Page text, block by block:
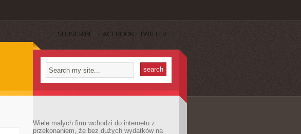
SUBSCRIBE FACEBOOK TWITTER
Wiele małych firm wchodzi do internetu z
przekonaniem, że bez dużych wydatków na